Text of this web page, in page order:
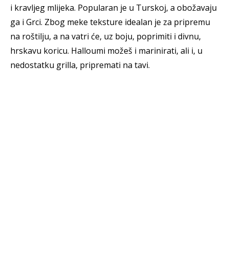
i kravljeg mlijeka. Popularan je u Turskoj, a obožavaju
ga i Grci. Zbog meke teksture idealan je za pripremu
na roštilju, a na vatri će, uz boju, poprimiti i divnu,
hrskavu koricu. Halloumi možeš i marinirati, ali i, u
nedostatku grilla, pripremati na tavi.